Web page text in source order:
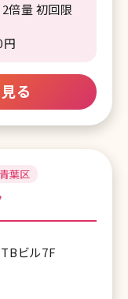
2倍量 初回限
円
る
葉区
ビル7F